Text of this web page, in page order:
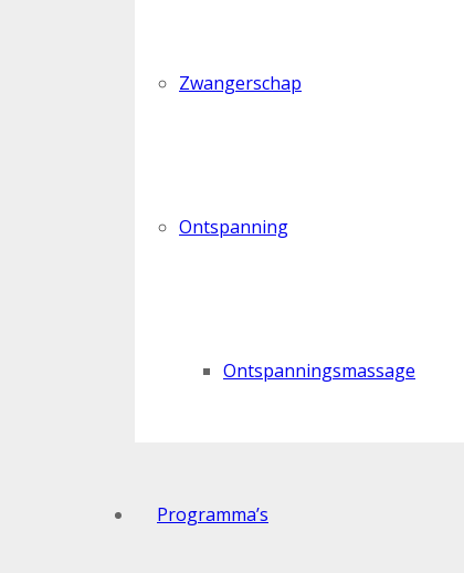
Zwangerschap
Ontspanning
Ontspanningsmassage
Programma’s